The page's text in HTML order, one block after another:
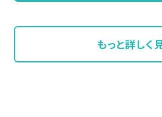
もっと詳しく